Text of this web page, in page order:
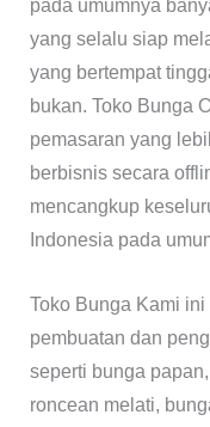
pada umumnya
yang selalu siap
yang bertempat
bukan. Toko Bunga
pemasaran yang
berbisnis secara
mencangkup
Indonesia pada
Toko Bunga Kami
pembuatan dan
seperti bunga
roncean melati,